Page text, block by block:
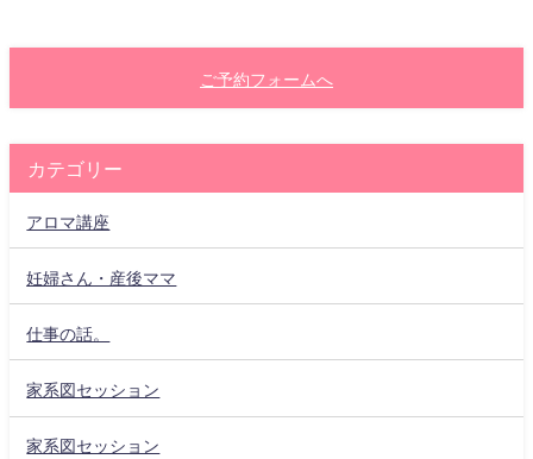
ご予約フォームへ
カテゴリー
アロマ講座
妊婦さん・産後ママ
仕事の話。
家系図セッション
家系図セッション